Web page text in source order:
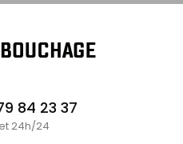
84 23 37
24h/24